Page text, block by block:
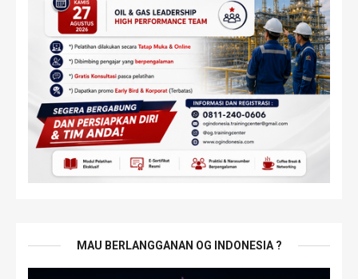
MAU BERLANGGANAN OG INDONESIA ?